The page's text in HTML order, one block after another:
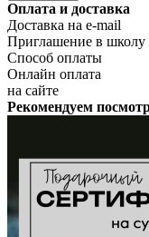
Оплата и доставка
Доставка на e-mail
Приглашение в
Способ оплаты
Онлайн оплата
на сайте
Рекомендуем